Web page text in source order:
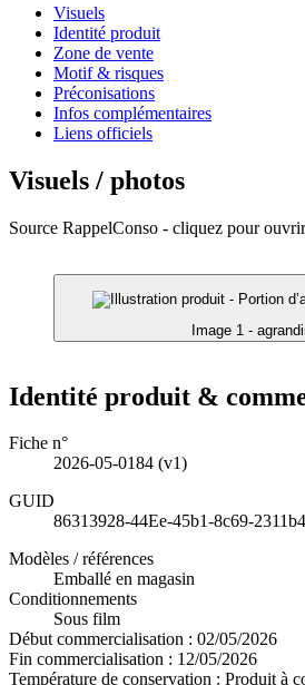
Visuels
Identité produit
Zone de vente
Motif & risques
Préconisations
Infos complémentaires
Liens officiels
Visuels / photos
Source RappelConso - cliquez pour
Image 1 -
Identité produit &
Fiche n°
2026-05-0184 (v1)
GUID
86313928-44Ee-45b1-8c69-
Modèles / références
Emballé en magasin
Conditionnements
Sous film
Début commercialisation : 02/05/2026
Fin commercialisation : 12/05/2026
Température de conservation : Produit à